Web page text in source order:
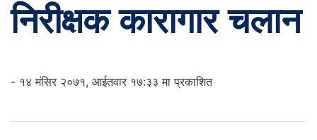
निरीक्षक कारागार चलान
- १४ मंसिर २०७१, आईतवार १७:३३ मा प्रकाशित